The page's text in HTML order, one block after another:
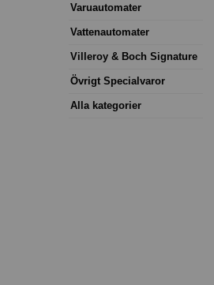
Varuautomater
Vattenautomater
Villeroy & Boch Signature
Övrigt Specialvaror
Alla kategorier